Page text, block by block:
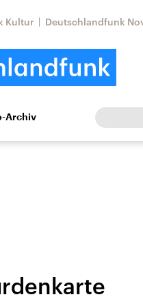
Kultur Deutschlandfunk
Europa
Iran
Archiv